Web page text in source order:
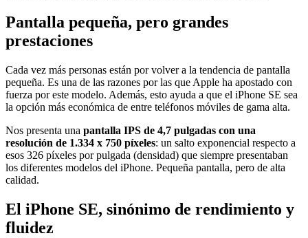
Pantalla pequeña, pero grandes
prestaciones
Cada vez más personas están por volver a la tendencia de pantalla
pequeña. Es una de las razones por las que Apple ha apostado con
fuerza por este modelo. Además, esto ayuda a que el iPhone SE sea
la opción más económica de entre teléfonos móviles de gama alta.
Nos presenta una pantalla IPS de 4,7 pulgadas con una
resolución de 1.334 x 750 píxeles: un salto exponencial respecto a
esos 326 píxeles por pulgada (densidad) que siempre presentaban
los diferentes modelos del iPhone. Pequeña pantalla, pero de alta
calidad.
El iPhone SE, sinónimo de rendimiento y
fluidez